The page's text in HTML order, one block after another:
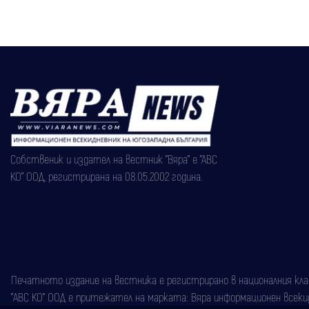
Собственик и издател на вестник "Вяра" е "АВС
КО" ООД, регистрирана на 08.05.2002 година.
Печатното издание на вестника е регистрирано в националния
"АВС КО" ООД е притежател на марката: Вяра информационен